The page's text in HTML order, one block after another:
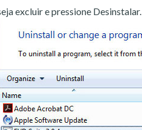
excluir e pressione Desinstalar.